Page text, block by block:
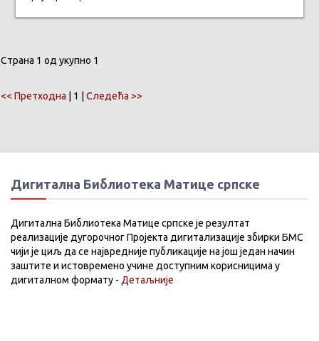
Страна 1 од укупно 1
<< Претходна | 1 | Следећа >>
Дигитална Библиотека Матице српске
Дигитална Библиотека Матице српске је резултат
реализације дугорочног Пројекта дигитализације збирки БМС
чији је циљ да се највредније публикације на још један начин
заштите и истовремено учине доступним корисницима у
дигиталном формату - Детаљније